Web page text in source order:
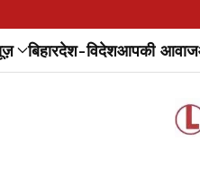
बिहारदेश-विदेशआपकी आवाज